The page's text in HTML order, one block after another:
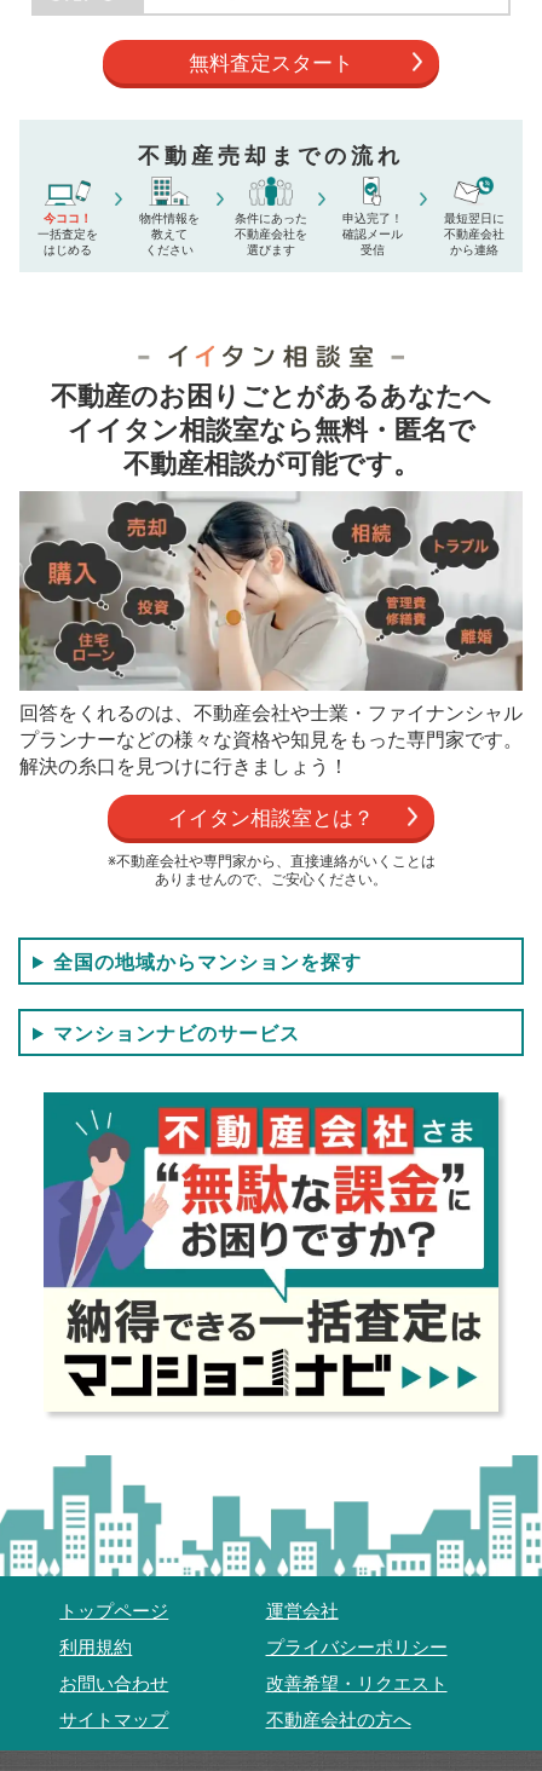
無料査定スタート
不動産売却までの流れ
今ココ！
一括査定を
はじめる
物件情報を
教えて
ください
条件にあった
不動産会社を
選びます
申込完了！
確認メール
受信
最短翌日に
不動産会社
から連絡
不動産のお困りごとがあるあなたへ
イイタン相談室なら無料・匿名で
不動産相談が可能です。
回答をくれるのは、不動産会社や士業・ファイナンシャル
プランナーなどの様々な資格や知見をもった専門家です。
解決の糸口を見つけに行きましょう！
イイタン相談室とは？
※不動産会社や専門家から、直接連絡がいくことは
ありませんので、ご安心ください。
全国の地域からマンションを探す
マンションナビのサービス
トップページ
運営会社
利用規約
プライバシーポリシー
お問い合わせ
改善希望・リクエスト
サイトマップ
不動産会社の方へ